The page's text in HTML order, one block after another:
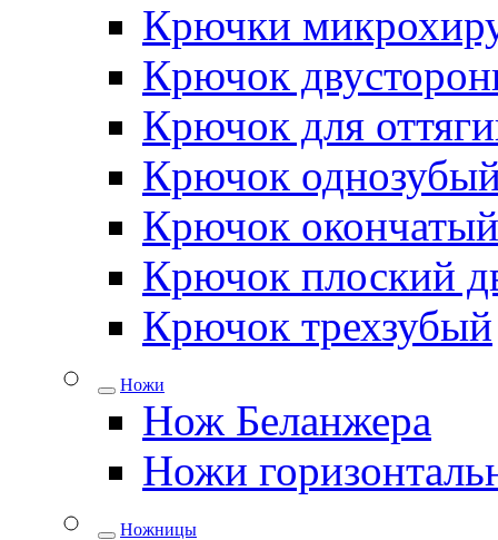
Крючки
Крючок
Крючок для
Крючок
Крючок окончатый
Крючок плоский
Крючок трехзубый
Ножи
Нож Беланжера
Ножи
Ножницы